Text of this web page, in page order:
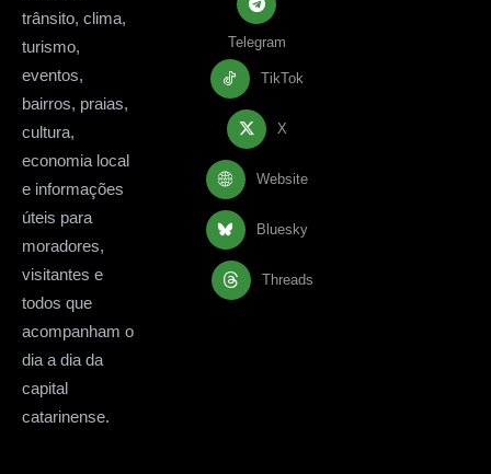
trânsito, clima,
turismo,
eventos,
bairros, praias,
cultura,
economia local
e informações
úteis para
moradores,
visitantes e
todos que
acompanham o
dia a dia da
capital
catarinense.
Telegram
TikTok
X
Website
Bluesky
Threads